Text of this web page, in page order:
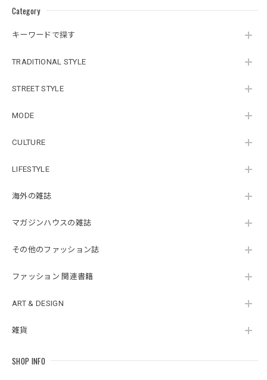
Category
キーワードで探す
TRADITIONAL STYLE
STREET STYLE
MODE
CULTURE
LIFESTYLE
海外の雑誌
マガジンハウスの雑誌
その他のファッション誌
ファッション 関連書籍
ART & DESIGN
雑貨
SHOP INFO